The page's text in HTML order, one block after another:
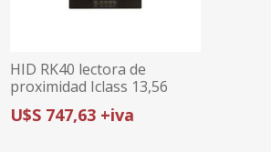
HID RK40 lectora de
proximidad Iclass 13,56
Mhz con teclado
U$S 747,63 +iva